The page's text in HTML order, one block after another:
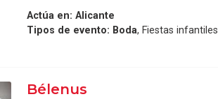
Actúa en: Alicante
Tipos de evento: Boda, Fiestas infantiles
Bélenus